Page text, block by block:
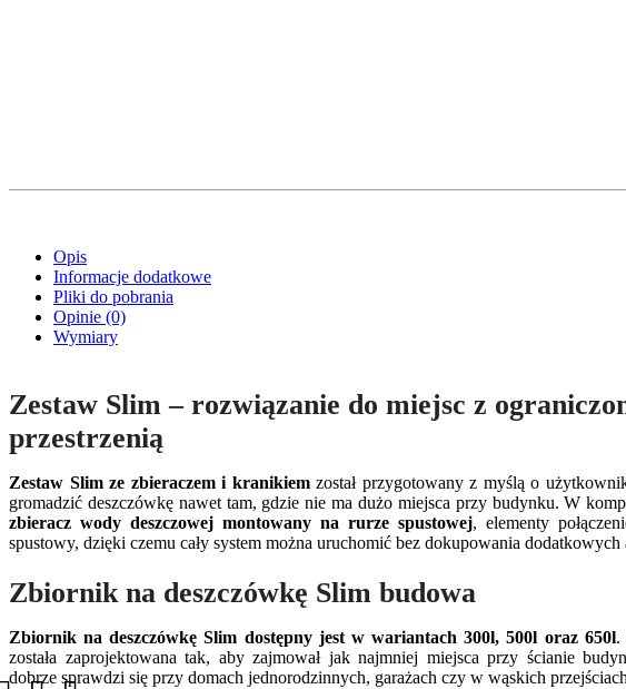
Opis
Informacje dodatkowe
Pliki do pobrania
Opinie (0)
Wymiary
Zestaw Slim – rozwiązanie do miejsc z
przestrzenią
Zestaw Slim ze zbieraczem i kranikiemzostał przygotowany z myślą o
gromadzić deszczówkę nawet tam, gdzie nie ma dużo miejsca przy budynku. W
zbieracz wody deszczowej montowany na rurze spustowej, elementy
spustowy, dzięki czemu cały system można uruchomić bez dokupowania dodatkowych
Zbiornik na deszczówkę Slim budowa
Zbiornik na deszczówkę Slim dostępny jest w wariantach 300l, 500l oraz 650l.
została zaprojektowana tak, aby zajmował jak najmniej miejsca przy ścianie
dobrze sprawdzi się przy domach jednorodzinnych, garażach czy w wąskich